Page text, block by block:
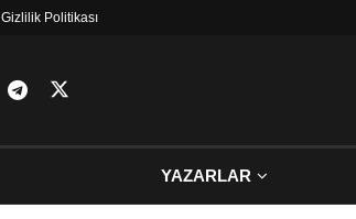
Gizlilik Politikası
YAZARLAR